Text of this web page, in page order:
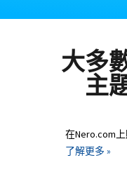
大多
主
在Nero.com
了解更多 »